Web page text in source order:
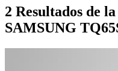
2 Resultados de
SAMSUNG